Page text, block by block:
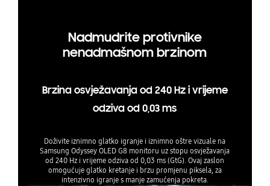
Nadmudrite protivnike
nenadmašnom brzinom
Brzina osvježavanja od 240 Hz i vrijeme
odziva od 0,03 ms
Doživite iznimno glatko igranje i iznimno oštre vizuale na
Samsung Odyssey OLED G8 monitoru uz stopu osvježavanja
od 240 Hz i vrijeme odziva od 0,03 ms (GtG). Ovaj zaslon
omogućuje glatko kretanje i brzu promjenu piksela, za
intenzivno igranje s manje zamućenja pokreta.